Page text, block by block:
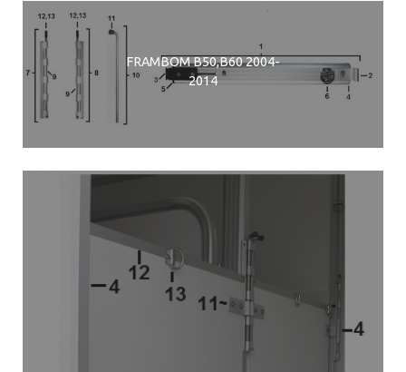
FRAMBOM B50,B60 2004-
2014